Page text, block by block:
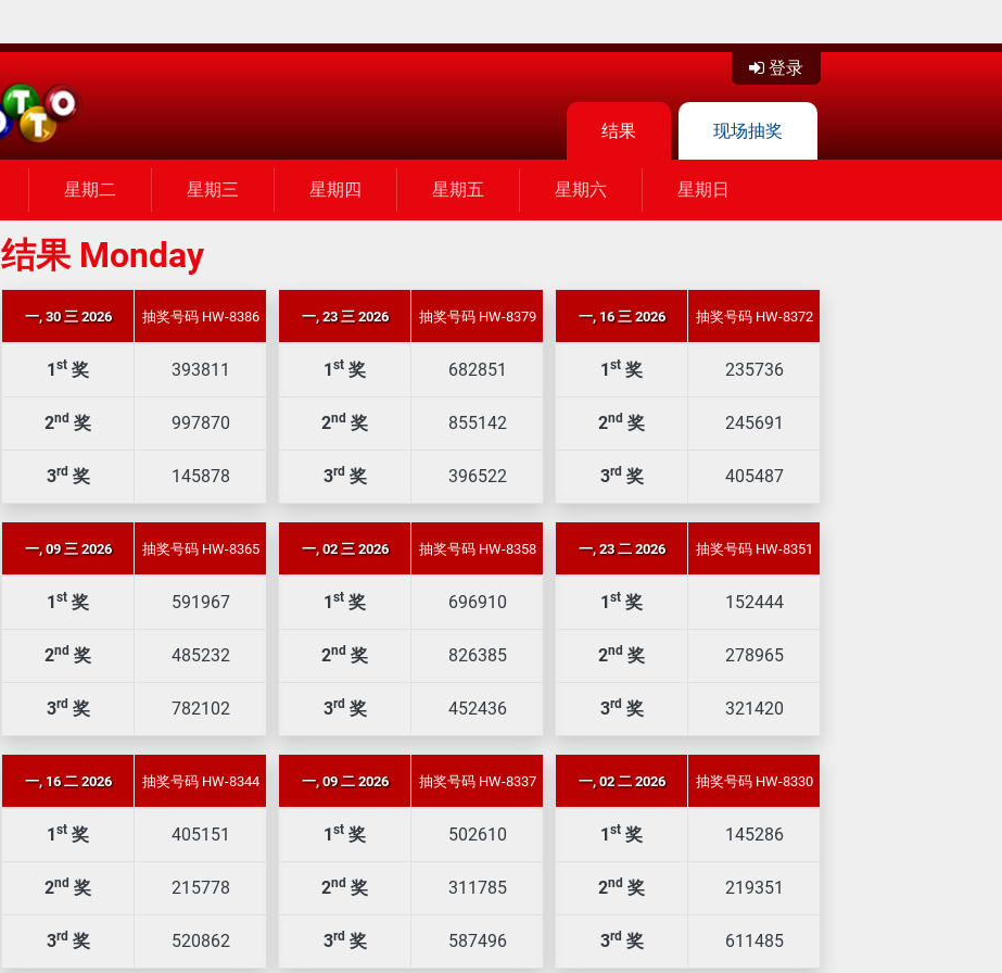
登录
结果 现场抽奖
星期二 星期三 星期四 星期五 星期六 星期日
结果 Monday
一, 30 三 2026 抽奖号码 HW-8386
1 st 奖 393811
2nd 奖 997870
3rd 奖 145878
一, 23 三 2026 抽奖号码 HW-8379
1 st 奖 682851
2nd 奖 855142
3rd 奖 396522
一, 16 三 2026 抽奖号码 HW-8372
1 st 奖 235736
2nd 奖 245691
3rd 奖 405487
一, 09 三 2026 抽奖号码 HW-8365
1 st 奖 591967
2nd 奖 485232
3rd 奖 782102
一, 02 三 2026 抽奖号码 HW-8358
1 st 奖 696910
2nd 奖 826385
3rd 奖 452436
一, 23 二 2026 抽奖号码 HW-8351
1 st 奖 152444
2nd 奖 278965
3rd 奖 321420
一, 16 二 2026 抽奖号码 HW-8344
1 st 奖 405151
2nd 奖 215778
3rd 奖 520862
一, 09 二 2026 抽奖号码 HW-8337
1 st 奖 502610
2nd 奖 311785
3rd 奖 587496
一, 02 二 2026 抽奖号码 HW-8330
1 st 奖 145286
2nd 奖 219351
3rd 奖 611485